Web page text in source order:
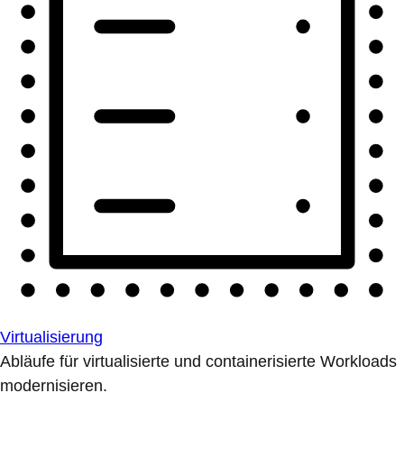
Virtualisierung
Abläufe für virtualisierte und containerisierte Workloads
modernisieren.